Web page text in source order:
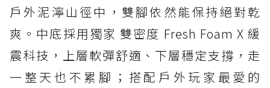
戶外泥濘山徑中，雙腳依然能保持絕對乾
爽。中底採用獨家 雙密度 Fresh Foam X 緩
震科技，上層軟彈舒適、下層穩定支撐，走
一整天也不累腳；搭配戶外玩家最愛的